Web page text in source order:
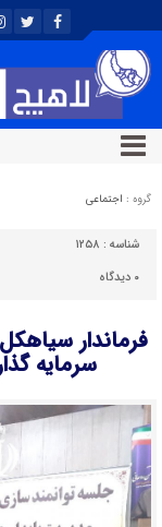
گروه : اجتماعی
شناسه : ۱۲۵۸
۰ دیدگاه
فرماندار
سرمایه